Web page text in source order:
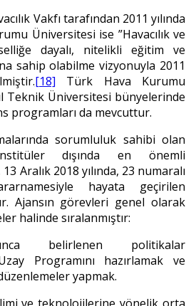
Vakfı tarafından 2011 yılında
Üniversitesi ise ”Havacılık ve
dayalı, nitelikli eğitim ve
sahip olabilme vizyonuyla 2011
[18] Türk Hava Kurumu
Teknik Üniversitesi bünyelerinde
programları da mevcuttur.
sorumluluk sahibi olan
dışında en önemli
Aralık 2018 yılında, 23 numaralı
hayata geçirilen
Ajansın görevleri genel olarak
halinde sıralanmıştır:
belirlenen politikalar
Programını hazırlamak ve
yapmak.